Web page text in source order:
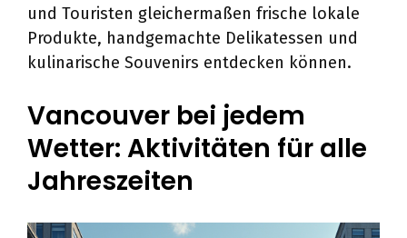
und Touristen gleichermaßen frische lokale
Produkte, handgemachte Delikatessen und
kulinarische Souvenirs entdecken können.
Vancouver bei jedem
Wetter: Aktivitäten für alle
Jahreszeiten